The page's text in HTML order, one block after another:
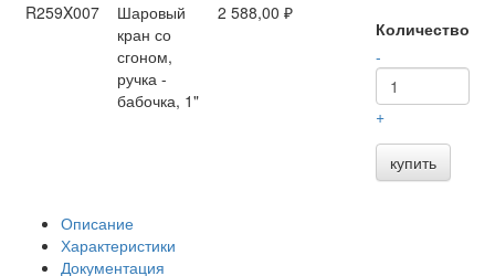
R259X007
Шаровый
кран со
сгоном,
ручка -
бабочка, 1"
2 588,00 ₽
Количество
-
+
купить
Описание
Характеристики
Документация